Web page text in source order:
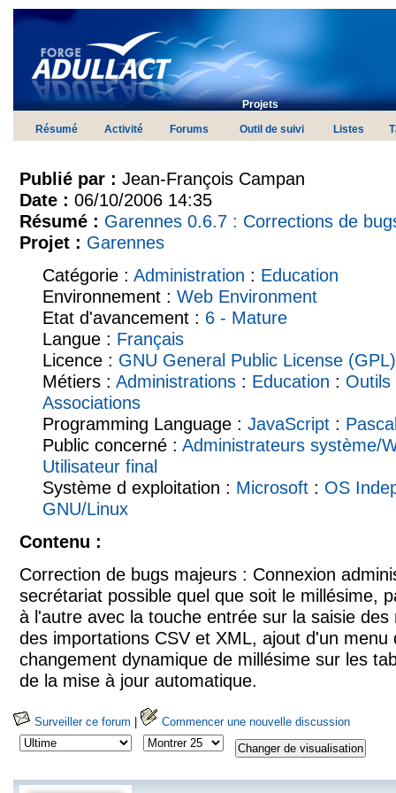
Projets
Résumé Activité Forums Outil de suivi Listes
Publié par : Jean-François Campan
Date : 06/10/2006 14:35
Résumé : Garennes 0.6.7 : Corrections de
Projet : Garennes
Catégorie : Administration : Education
Environnement : Web Environment
Etat d'avancement : 6 - Mature
Langue : Français
Licence : GNU General Public License (GPL)
Métiers : Administrations: Education : Outils
Associations
Programming Language : JavaScript:
Public concerné : Administrateurs système/
Utilisateur final
Système d exploitation : Microsoft: OS
GNU/Linux
Contenu :
Correction de bugs majeurs : Connexion
secrétariat possible quel que soit le millésime,
à l'autre avec la touche entrée sur la saisie des
des importations CSV et XML, ajout d'un menu
changement dynamique de millésime sur les
de la mise à jour automatique.
Surveiller ce forum | Commencer une nouvelle discussion